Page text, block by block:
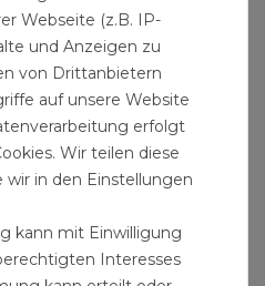
für Guss-
Webseite (z.B. IP-
und Anzeigen zu
von Drittanbietern
auf unsere Website
erfolgt
Wir teilen diese
in den Einstellungen
kann mit Einwilligung
Interesses